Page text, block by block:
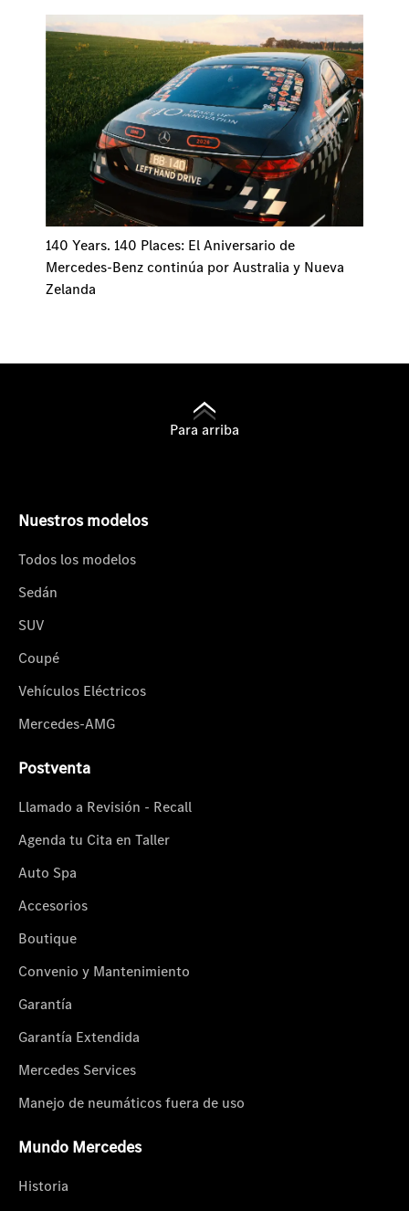
140 Years. 140 Places: El Aniversario de
Mercedes-Benz continúa por Australia y Nueva
Zelanda
Para arriba
Nuestros modelos
Todos los modelos
Sedán
SUV
Coupé
Vehículos Eléctricos
Mercedes-AMG
Postventa
Llamado a Revisión - Recall
Agenda tu Cita en Taller
Auto Spa
Accesorios
Boutique
Convenio y Mantenimiento
Garantía
Garantía Extendida
Mercedes Services
Manejo de neumáticos fuera de uso
Mundo Mercedes
Historia